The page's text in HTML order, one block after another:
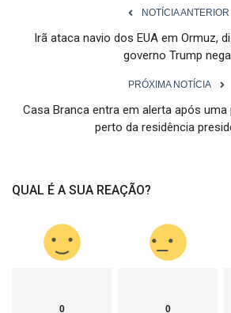
NOTÍCIA ANTERIOR
Irã ataca navio dos EUA em Ormuz,
governo Trump nega
PRÓXIMA NOTÍCIA
Casa Branca entra em alerta após
perto da residência
QUAL É A SUA REAÇÃO?
0 0